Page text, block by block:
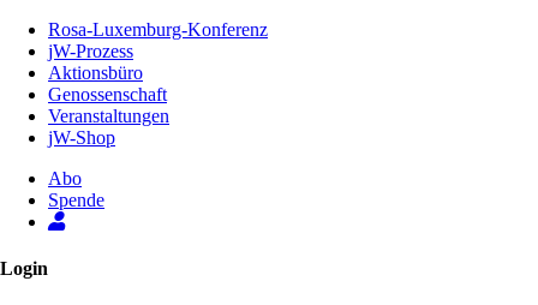
Inhalt
Seite
Rosa-Luxemburg-Konferenz
jW-Prozess
Aktionsbüro
Genossenschaft
Veranstaltungen
jW-Shop
Abo
Spende
Login